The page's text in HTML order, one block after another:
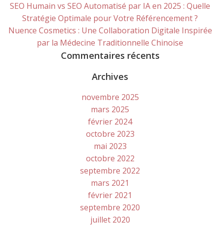
SEO Humain vs SEO Automatisé par IA en 2025 : Quelle
Stratégie Optimale pour Votre Référencement ?
Nuence Cosmetics : Une Collaboration Digitale Inspirée
par la Médecine Traditionnelle Chinoise
Commentaires récents
Archives
novembre 2025
mars 2025
février 2024
octobre 2023
mai 2023
octobre 2022
septembre 2022
mars 2021
février 2021
septembre 2020
juillet 2020